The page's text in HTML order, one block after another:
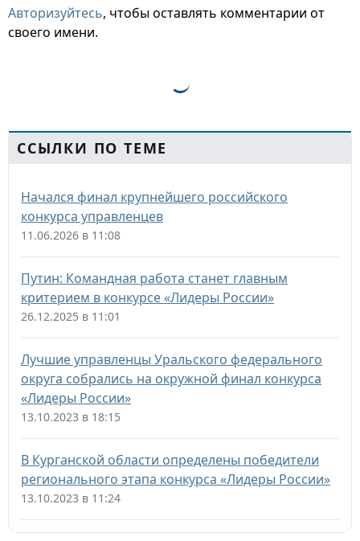
Авторизуйтесь, чтобы оставлять комментарии от
своего имени.
ССЫЛКИ ПО ТЕМЕ
Начался финал крупнейшего российского
конкурса управленцев
11.06.2026 в 11:08
Путин: Командная работа станет главным
критерием в конкурсе «Лидеры России»
26.12.2025 в 11:01
Лучшие управленцы Уральского федерального
округа собрались на окружной финал конкурса
«Лидеры России»
13.10.2023 в 18:15
В Курганской области определены победители
регионального этапа конкурса «Лидеры России»
13.10.2023 в 11:24